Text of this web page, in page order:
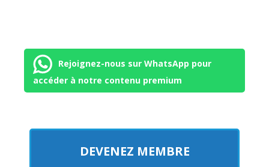
Rejoignez-nous sur WhatsApp pour
accéder à notre contenu premium
DEVENEZ MEMBRE